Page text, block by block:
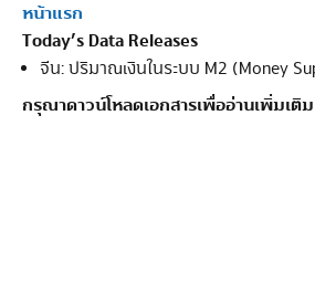
หน้าแรก
Today’s Data Releases
จีน: ปริมาณเงินในระบบ M2 (Money
กรุณาดาวน์โหลดเอกสารเพื่ออ่านเพิ่มเติม